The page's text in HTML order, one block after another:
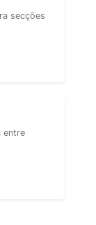
secções
entre